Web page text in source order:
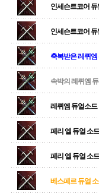
인세슨트코어
인세슨트코어 듀
축복받은 레퀴엠
속박의 레퀴엠
레퀴엠 듀얼소드
페리 엘 듀얼 소
페리 엘 듀얼 소드
베스페르 듀얼 소